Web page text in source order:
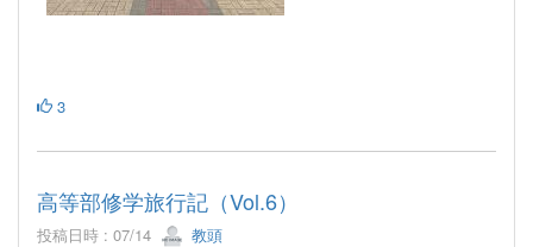
3
高等部修学旅行記（Vol.6）
投稿日時 : 07/14 教頭